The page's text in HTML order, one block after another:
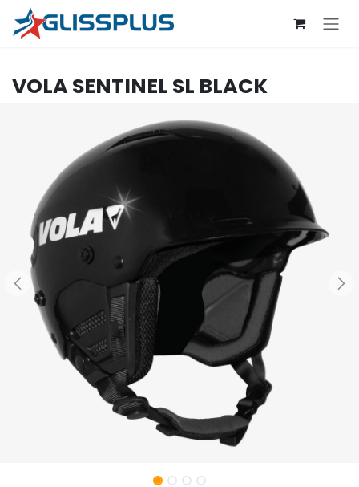
Se rendre au contenu
VOLA SENTINEL SL BLACK